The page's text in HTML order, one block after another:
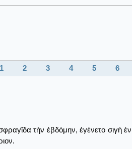
1 2 3 4 5 6
τὴν ἑβδόμην, ἐγένετο σιγὴ ἐν